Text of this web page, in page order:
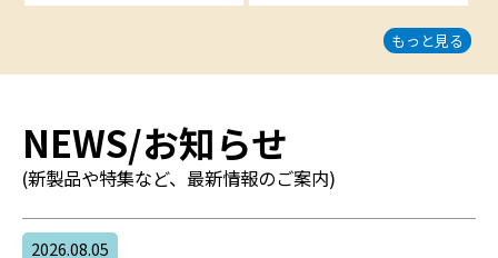
もっと見る
NEWS/お知らせ
(新製品や特集など、最新情報のご案内)
2026.08.05